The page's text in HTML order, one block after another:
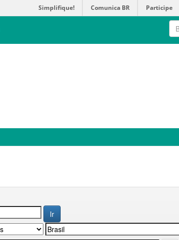
Simplifique! Comunica BR Participe